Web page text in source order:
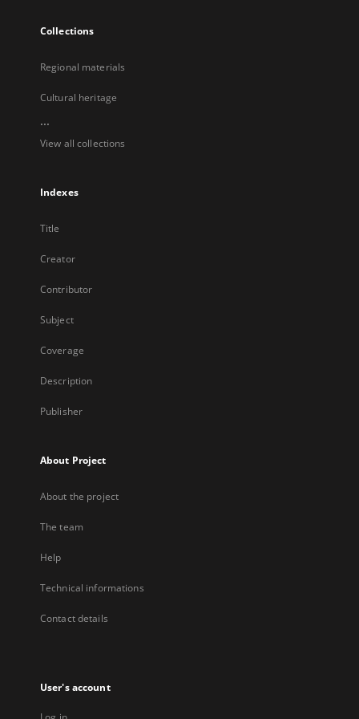
Collections
Regional materials
Cultural heritage
...
View all collections
Indexes
Title
Creator
Contributor
Subject
Coverage
Description
Publisher
About Project
About the project
The team
Help
Technical informations
Contact details
User's account